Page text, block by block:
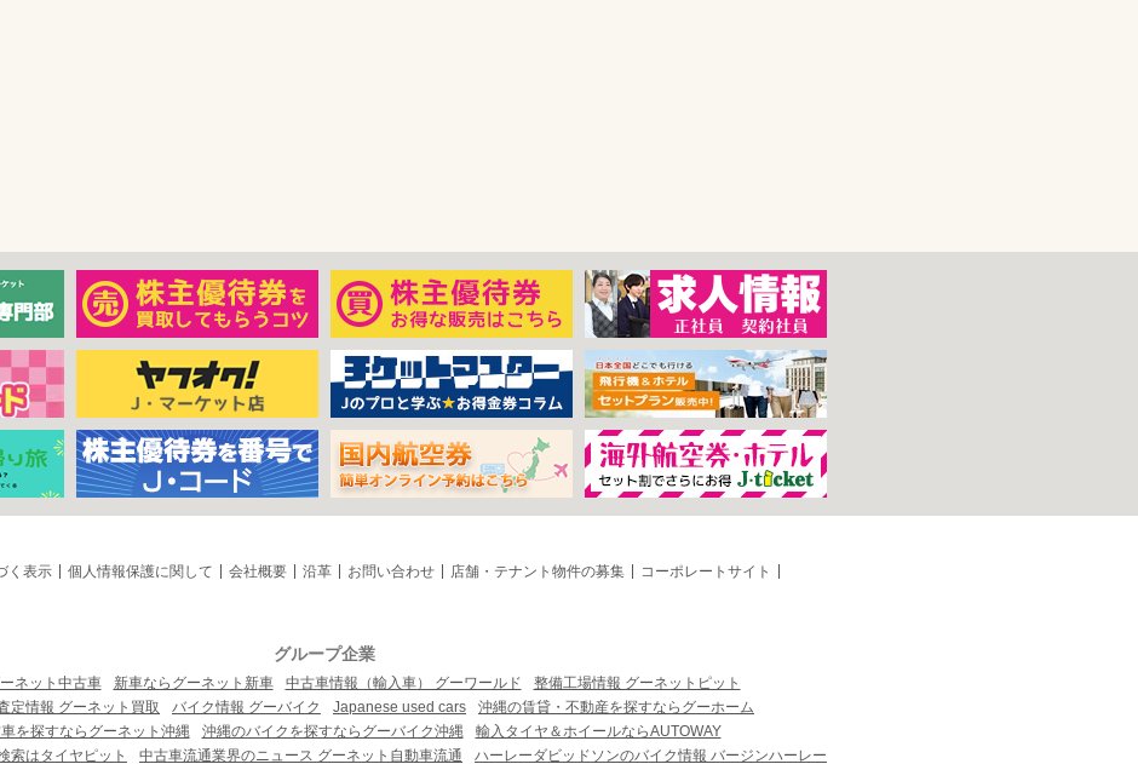
く表示 個人情報保護に関して 会社概要 沿革 お問い合わせ 店舗・テナント物件の募集 コーポレートサイト
グループ企業
ネット中古車 新車ならグーネット新車 中古車情報（輸入車） グーワールド
整備工場情報 グーネットピット
定情報 グーネット買取
バイク情報 グーバイク Japanese used cars
沖縄の賃貸・不動産を探すならグーホーム
を探すならグーネット沖縄
沖縄のバイクを探すならグーバイク沖縄
輸入タイヤ＆ホイールならAUTOWAY
索はタイヤピット
中古車流通業界のニュース グーネット自動車流通 ハーレーダビッドソンのバイク情報 バージンハーレー